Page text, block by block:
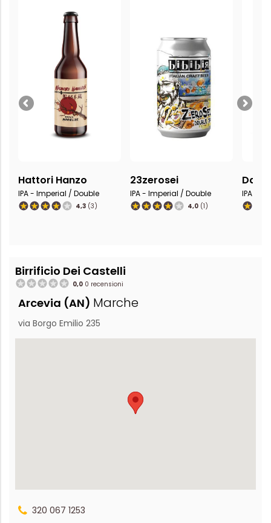
Hattori Hanzo
IPA - Imperial / Double
4,3 (3)
23zerosei
IPA - Imperial / Double
4,0 (1)
IPA -
Birrificio Dei Castelli
0,0 0 recensioni
Arcevia (AN) Marche
via Borgo Emilio 235
320 067 1253